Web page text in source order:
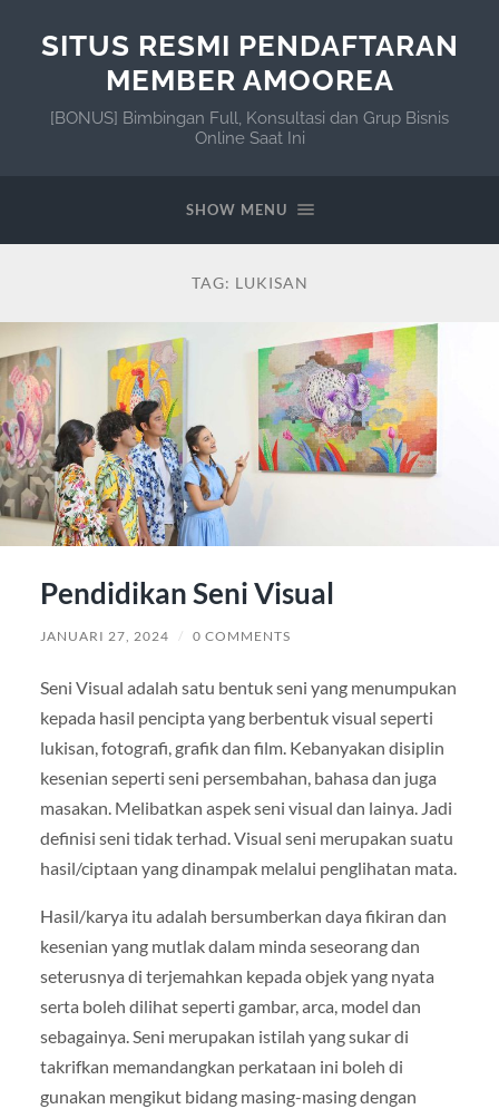
SITUS RESMI PENDAFTARAN
MEMBER AMOOREA
[BONUS] Bimbingan Full, Konsultasi dan Grup Bisnis
Online Saat Ini
SHOW MENU
TAG: LUKISAN
Pendidikan Seni Visual
JANUARI 27, 2024 / 0 COMMENTS
Seni Visual adalah satu bentuk seni yang menumpukan
kepada hasil pencipta yang berbentuk visual seperti
lukisan, fotografi, grafik dan film. Kebanyakan disiplin
kesenian seperti seni persembahan, bahasa dan juga
masakan. Melibatkan aspek seni visual dan lainya. Jadi
definisi seni tidak terhad. Visual seni merupakan suatu
hasil/ciptaan yang dinampak melalui penglihatan mata.
Hasil/karya itu adalah bersumberkan daya fikiran dan
kesenian yang mutlak dalam minda seseorang dan
seterusnya di terjemahkan kepada objek yang nyata
serta boleh dilihat seperti gambar, arca, model dan
sebagainya. Seni merupakan istilah yang sukar di
takrifkan memandangkan perkataan ini boleh di
gunakan mengikut bidang masing-masing dengan